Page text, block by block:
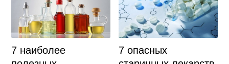
7 наиболее
7 опасных